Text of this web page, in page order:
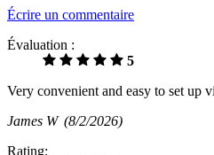
Écrire un commentaire
Évaluation :
5
Very convenient and easy to set up
James W (8/2/2026)
Rating: